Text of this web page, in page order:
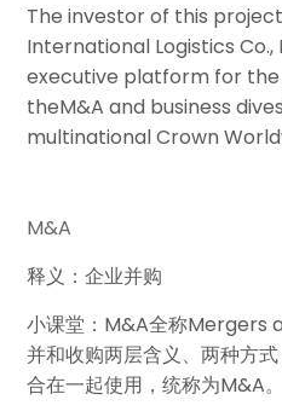
The investor of this
International Logistics Co.,
executive platform for
theM&A and business
multinational Crown
M&A
释义：企业并购
小课堂：M&A全称Mergers
并和收购两层含义、两种方
合在一起使用，统称为M&A。